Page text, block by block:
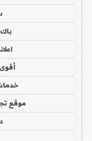
باك
خدمات
موقع